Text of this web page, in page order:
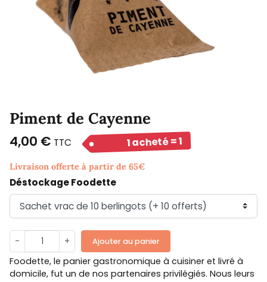
Piment de Cayenne
4,00 € TTC 1 acheté = 1
Livraison offerte à partir de 65€
Déstockage Foodette
- + Ajouter au panier
Foodette, le panier gastronomique à cuisiner et livré à
domicile, fut un de nos partenaires privilégiés. Nous leurs